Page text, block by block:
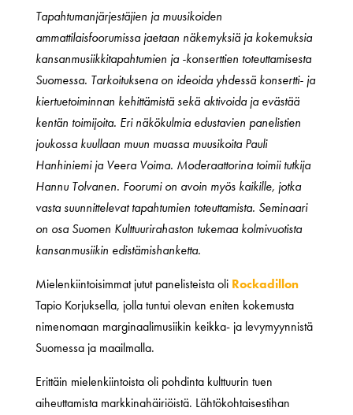
Tapahtumanjärjestäjien ja muusikoiden
ammattilaisfoorumissa jaetaan näkemyksiä ja kokemuksia
kansanmusiikkitapahtumien ja -konserttien toteuttamisesta
Suomessa. Tarkoituksena on ideoida yhdessä konsertti- ja
kiertuetoiminnan kehittämistä sekä aktivoida ja evästää
kentän toimijoita. Eri näkökulmia edustavien panelistien
joukossa kuullaan muun muassa muusikoita Pauli
Hanhiniemi ja Veera Voima. Moderaattorina toimii tutkija
Hannu Tolvanen. Foorumi on avoin myös kaikille, jotka
vasta suunnittelevat tapahtumien toteuttamista. Seminaari
on osa Suomen Kulttuurirahaston tukemaa kolmivuotista
kansanmusiikin edistämishanketta.
Mielenkiintoisimmat jutut panelisteista oli Rockadillon
Tapio Korjuksella, jolla tuntui olevan eniten kokemusta
nimenomaan marginaalimusiikin keikka- ja levymyynnistä
Suomessa ja maailmalla.
Erittäin mielenkiintoista oli pohdinta kulttuurin tuen
aiheuttamista markkinahäiriöistä. Lähtökohtaisestihan